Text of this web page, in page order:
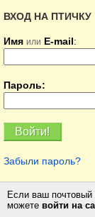
ВХОД НА ПТИЧКУ
Имя или E-mail:
Пароль:
Забыли пароль?
Если ваш
можете войти на